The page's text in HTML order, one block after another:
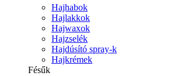
Hajhabok
Hajlakkok
Hajwaxok
Hajzselék
Hajdúsító spray-k
Hajkrémek
Fésűk